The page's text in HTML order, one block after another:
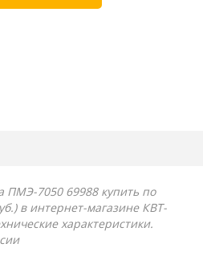
ПМЭ-7050 69988 купить по
в интернет-магазине КВТ-
характеристики.